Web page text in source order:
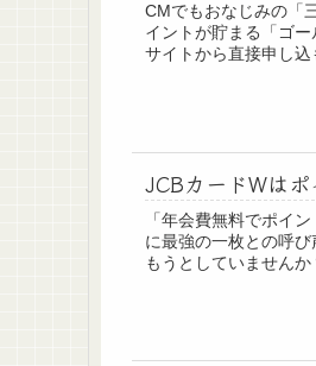
CMでもおなじみの「
イントが貯まる「ゴ
サイトから直接申し込
JCBカードWは
「年会費無料でポイ
に最強の一枚との呼
もうとしていませんか